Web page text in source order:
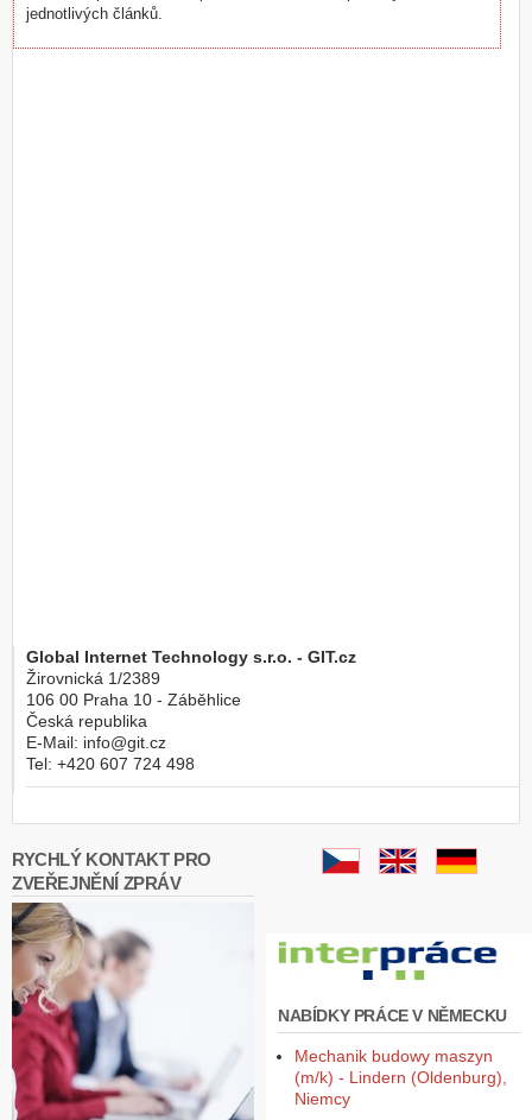
jednotlivých článků.
Global Internet Technology s.r.o. - GIT.cz
Žirovnická 1/2389
106 00 Praha 10 - Záběhlice
Česká republika
E-Mail: info@git.cz
Tel: +420 607 724 498
RYCHLÝ KONTAKT PRO
ZVEŘEJNĚNÍ ZPRÁV
NABÍDKY PRÁCE V NĚMECKU
Mechanik budowy maszyn
(m/k) - Lindern (Oldenburg),
Niemcy